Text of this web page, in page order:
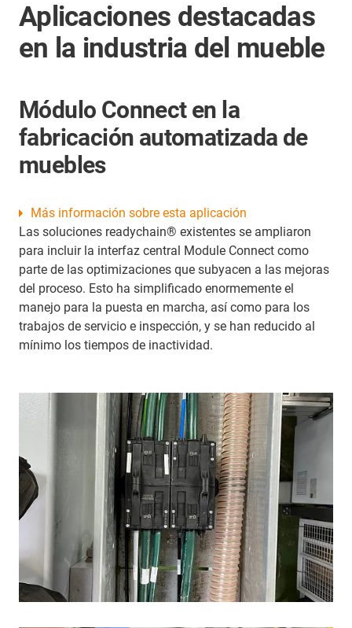
Aplicaciones destacadas
en la industria del mueble
Módulo Connect en la
fabricación automatizada de
muebles
Las soluciones readychain® existentes se ampliaron
para incluir la interfaz central Module Connect como
parte de las optimizaciones que subyacen a las mejoras
del proceso. Esto ha simplificado enormemente el
manejo para la puesta en marcha, así como para los
trabajos de servicio e inspección, y se han reducido al
mínimo los tiempos de inactividad.
Más información sobre esta aplicación